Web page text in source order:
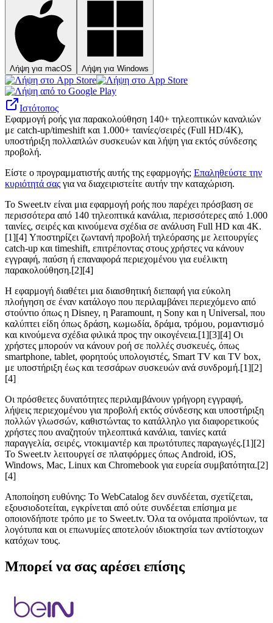
Λήψη για macOS Λήψη για Windows
Ιστότοπος
Εφαρμογή ροής για παρακολούθηση 140+ τηλεοπτικών καναλιών
με catch-up/timeshift και 1.000+ ταινίες/σειρές (Full HD/4K),
υποστήριξη πολλαπλών συσκευών και λήψη για εκτός σύνδεσης
προβολή.
Είστε ο προγραμματιστής αυτής της εφαρμογής; Επαληθεύστε την
κυριότητά σας για να διαχειριστείτε αυτήν την καταχώριση.
Το Sweet.tv είναι μια εφαρμογή ροής που παρέχει πρόσβαση σε
περισσότερα από 140 τηλεοπτικά κανάλια, περισσότερες από 1.000
ταινίες, σειρές και κινούμενα σχέδια σε ανάλυση Full HD και 4K.
[1][4] Υποστηρίζει ζωντανή προβολή τηλεόρασης με λειτουργίες
catch-up και timeshift, επιτρέποντας στους χρήστες να κάνουν
εγγραφή, παύση ή επαναφορά περιεχομένου για ευέλικτη
παρακολούθηση.[2][4]
Η εφαρμογή διαθέτει μια διαισθητική διεπαφή για εύκολη
πλοήγηση σε έναν κατάλογο που περιλαμβάνει περιεχόμενο από
στούντιο όπως η Disney, η Paramount, η Sony και η Universal, που
καλύπτει είδη όπως δράση, κωμωδία, δράμα, τρόμου, ρομαντισμό
και κινούμενα σχέδια φιλικά προς την οικογένεια.[1][3][4] Οι
χρήστες μπορούν να κάνουν ροή σε πολλές συσκευές, όπως
smartphone, tablet, φορητούς υπολογιστές, Smart TV και TV box,
με υποστήριξη έως και τεσσάρων συσκευών ανά συνδρομή.[1][2]
[4]
Οι πρόσθετες δυνατότητες περιλαμβάνουν γρήγορη εγγραφή,
λήψεις περιεχομένου για προβολή εκτός σύνδεσης και υποστήριξη
πολλών γλωσσών, καθιστώντας το κατάλληλο για διαφορετικούς
χρήστες που αναζητούν τηλεοπτικά κανάλια, ταινίες κατά
παραγγελία, σειρές, ντοκιμαντέρ και πρωτότυπες παραγωγές.[1][2]
Το Sweet.tv λειτουργεί σε πλατφόρμες όπως Android, iOS,
Windows, Mac, Linux και Chromebook για ευρεία συμβατότητα.[2]
[4]
Αποποίηση ευθύνης: Το WebCatalog δεν συνδέεται, σχετίζεται,
εξουσιοδοτείται, εγκρίνεται από ούτε συνδέεται επίσημα με
οποιονδήποτε τρόπο με το Sweet.tv. Όλα τα ονόματα προϊόντων, τα
λογότυπα και οι επωνυμίες αποτελούν ιδιοκτησία των αντίστοιχων
κατόχων τους.
Μπορεί να σας αρέσει επίσης